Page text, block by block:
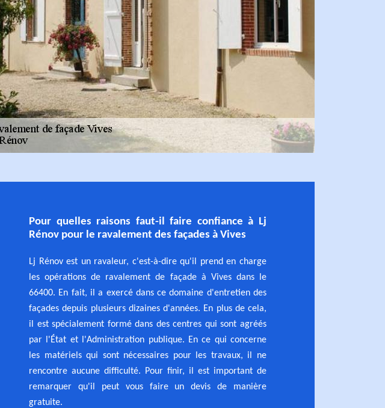
Pour quelles raisons faut-il faire confiance à Lj
Rénov pour le ravalement des façades à Vives
Lj Rénov est un ravaleur, c'est-à-dire qu'il prend en charge
les opérations de ravalement de façade à Vives dans le
66400. En fait, il a exercé dans ce domaine d'entretien des
façades depuis plusieurs dizaines d'années. En plus de cela,
il est spécialement formé dans des centres qui sont agréés
par l'État et l'Administration publique. En ce qui concerne
les matériels qui sont nécessaires pour les travaux, il ne
rencontre aucune difficulté. Pour finir, il est important de
remarquer qu'il peut vous faire un devis de manière
gratuite.